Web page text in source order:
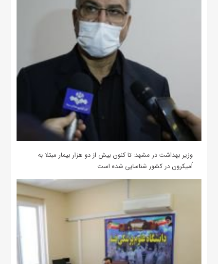
وزیر بهداشت در مشهد: تا کنون بیش از دو هزار بیمار مبتلا به
اُمیکرون در کشور شناسایی شده است